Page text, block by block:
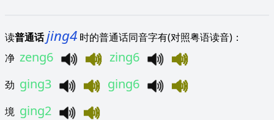
读普通话jing4 时的普通话同音字有(对照粤语读音)：
净 zeng6 zing6
劲 ging3 ging6
境 ging2